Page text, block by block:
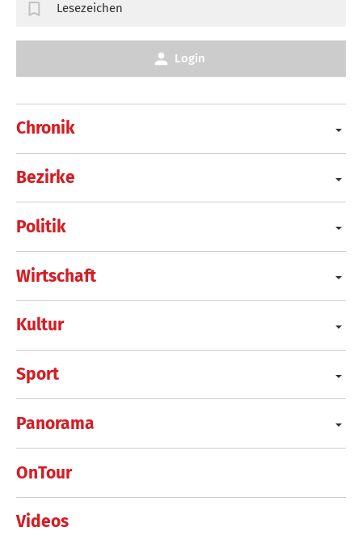
Chronik
Bezirke
Politik
Wirtschaft
Kultur
Sport
Panorama
OnTour
Videos
Lesezeichen
Login